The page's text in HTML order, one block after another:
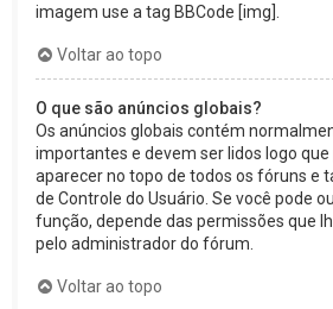
imagem use a tag BBCode [img].
Voltar ao topo
O que são anúncios globais?
Os anúncios globais contém
importantes e devem ser lidos logo que
aparecer no topo de todos os fóruns e
de Controle do Usuário. Se você pode
função, depende das permissões que
pelo administrador do fórum.
Voltar ao topo